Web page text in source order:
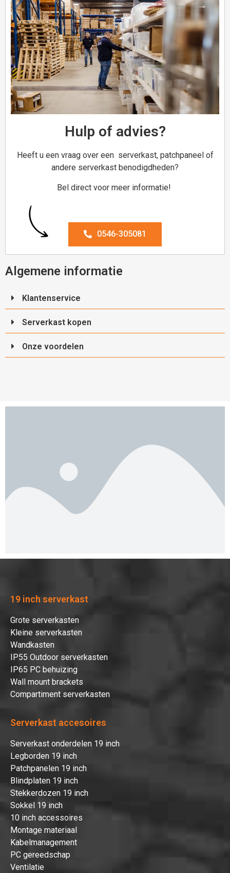
Hulp of advies?
Heeft u een vraag over een serverkast, patchpaneel of
andere serverkast benodigdheden?
Bel direct voor meer informatie!
0546-305081
Algemene informatie
Klantenservice
Serverkast kopen
Onze voordelen
19 inch serverkast
Grote serverkasten
Kleine serverkasten
Wandkasten
IP55 Outdoor serverkasten
IP65 PC behuizing
Wall mount brackets
Compartiment serverkasten
Serverkast accesoires
Serverkast onderdelen 19 inch
Legborden 19 inch
Patchpanelen 19 inch
Blindplaten 19 inch
Stekkerdozen 19 inch
Sokkel 19 inch
10 inch accessoires
Montage materiaal
Kabelmanagement
PC gereedschap
Ventilatie
Hartelijk dank!
aan uw winkelwagen!